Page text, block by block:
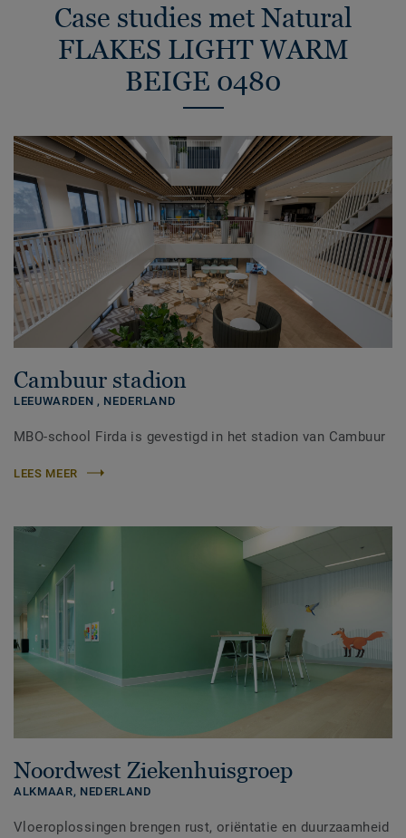
Case studies met Natural
FLAKES LIGHT WARM
BEIGE 0480
Cambuur stadion
LEEUWARDEN , NEDERLAND
MBO-school Firda is gevestigd in het stadion van Cambuur
LEES MEER
Noordwest Ziekenhuisgroep
ALKMAAR, NEDERLAND
Vloeroplossingen brengen rust, oriëntatie en duurzaamheid